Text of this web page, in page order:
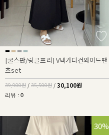
[쿨스판/링클프리] V넥가디건와이드팬
츠set
39,900원 / 35,500원 / 30,100원
리뷰 : 0
30%